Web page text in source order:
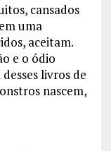
cansados
uma
aceitam.
e o ódio
livros de
nascem,